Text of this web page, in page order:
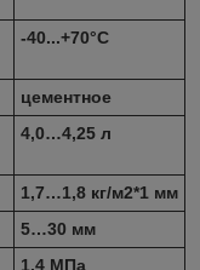
-40...+70°С
цементное
4,0…4,25 л
1,7…1,8 кг/м2*1 мм
5…30 мм
1,4 МПа